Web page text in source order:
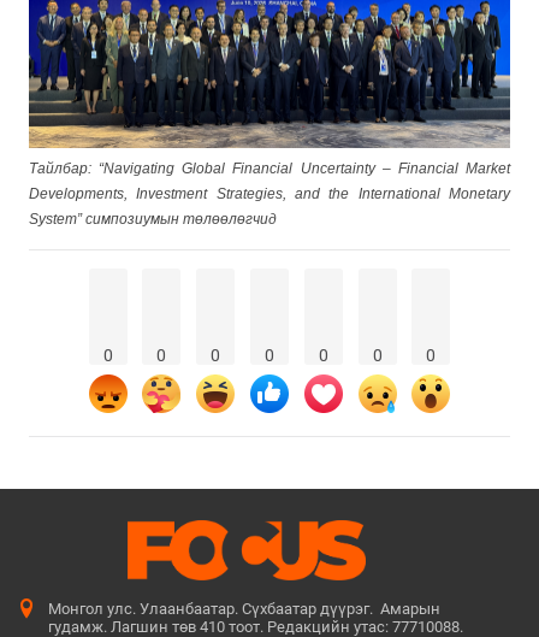
Тайлбар: “Navigating Global Financial Uncertainty – Financial Market
Developments, Investment Strategies, and the International Monetary
System” симпозиумын төлөөлөгчид
0 0 0 0 0 0 0
Монгол улс. Улаанбаатар. Сүхбаатар дүүрэг. Амарын
гудамж. Лагшин төв 410 тоот. Редакцийн утас: 77710088.